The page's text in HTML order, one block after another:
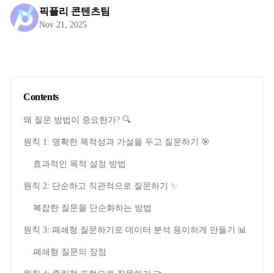
픽플리 콘텐츠팀
Nov 21, 2025
Contents
왜 질문 방법이 중요한가? 🔍
원칙 1: 명확한 목적성과 가설을 두고 질문하기 🎯
효과적인 목적 설정 방법
원칙 2: 단순하고 직관적으로 질문하기 ✨
복잡한 질문을 단순화하는 방법
원칙 3: 폐쇄형 질문하기로 데이터 분석 용이하게 만들기 📊
폐쇄형 질문의 장점